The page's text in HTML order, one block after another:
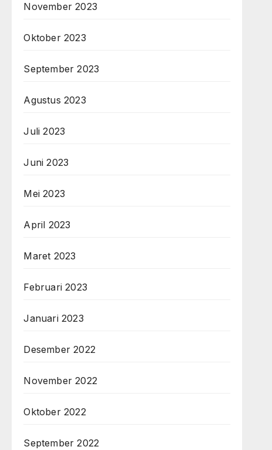
November 2023
Oktober 2023
September 2023
Agustus 2023
Juli 2023
Juni 2023
Mei 2023
April 2023
Maret 2023
Februari 2023
Januari 2023
Desember 2022
November 2022
Oktober 2022
September 2022